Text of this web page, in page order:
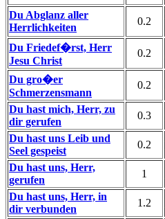
Du Abglanz aller
Herrlichkeiten
0.2
Du Friedef�rst, Herr
Jesu Christ
0.2
Du gro�er
Schmerzensmann
0.2
Du hast mich, Herr, zu
dir gerufen
0.3
Du hast uns Leib und
Seel gespeist
0.2
Du hast uns, Herr,
gerufen
1
Du hast uns, Herr, in
dir verbunden
1.2